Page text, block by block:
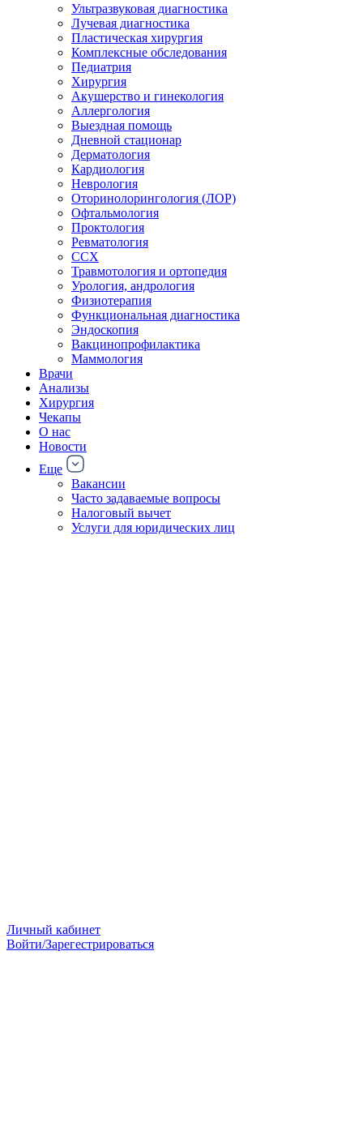
Ультразвуковая диагностика
Лучевая диагностика
Пластическая хирургия
Комплексные обследования
Педиатрия
Хирургия
Акушерство и гинекология
Аллергология
Выездная помощь
Дневной стационар
Дерматология
Кардиология
Неврология
Оторинолорингология (ЛОР)
Офтальмология
Проктология
Ревматология
ССХ
Травмотология и ортопедия
Урология, андрология
Физиотерапия
Функциональная диагностика
Эндоскопия
Вакцинопрофилактика
Маммология
Врачи
Анализы
Хирургия
Чекапы
О нас
Новости
Еще
Вакансии
Часто задаваемые вопросы
Налоговый вычет
Услуги для юридических лиц
Личный кабинет
Войти/Зарегестрироваться